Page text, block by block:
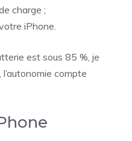
charge ;
iPhone.
est sous 85 %, je
compte